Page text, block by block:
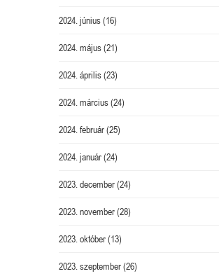
2024. június(16)
2024. május(21)
2024. április(23)
2024. március(24)
2024. február(25)
2024. január(24)
2023. december(24)
2023. november(28)
2023. október(13)
2023. szeptember(26)